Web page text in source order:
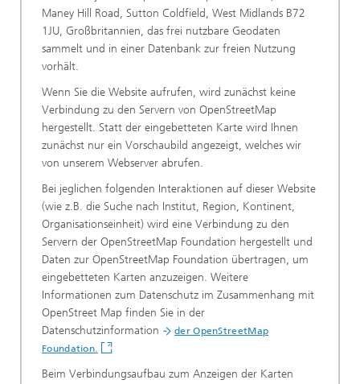
Maney Hill Road, Sutton Coldfield, West Midlands B72
1JU, Großbritannien, das frei nutzbare Geodaten
sammelt und in einer Datenbank zur freien Nutzung
vorhält.
Wenn Sie die Website aufrufen, wird zunächst keine
Verbindung zu den Servern von OpenStreetMap
hergestellt. Statt der eingebetteten Karte wird Ihnen
zunächst nur ein Vorschaubild angezeigt, welches wir
von unserem Webserver abrufen.
Bei jeglichen folgenden Interaktionen auf dieser Website
(wie z.B. die Suche nach Institut, Region, Kontinent,
Organisationseinheit) wird eine Verbindung zu den
Servern der OpenStreetMap Foundation hergestellt und
Daten zur OpenStreetMap Foundation übertragen, um
eingebetteten Karten anzuzeigen. Weitere
Informationen zum Datenschutz im Zusammenhang mit
OpenStreet Map finden Sie in der
Datenschutzinformation
der OpenStreetMap
Foundation.
Beim Verbindungsaufbau zum Anzeigen der Karten